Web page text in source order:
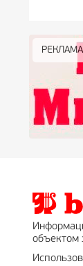
РЕКЛАМА
РЕКЛАМА
РЕКЛАМА
РЕКЛАМА
РЕКЛАМА
РЕКЛАМА
объектом